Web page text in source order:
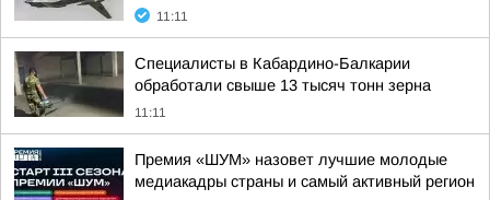
11:11
Специалисты в Кабардино-Балкарии
обработали свыше 13 тысяч тонн зерна
11:11
Премия «ШУМ» назовет лучшие молодые
медиакадры страны и самый активный регион